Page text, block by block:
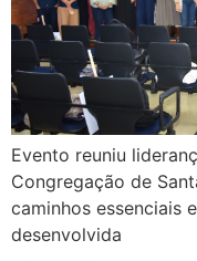
Evento reuniu
Congregação de
caminhos essenciais
desenvolvida